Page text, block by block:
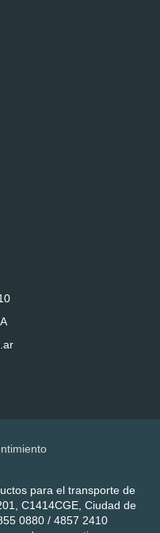
para el transporte de
C1414CGE, Ciudad de
0880 / 4857 2410